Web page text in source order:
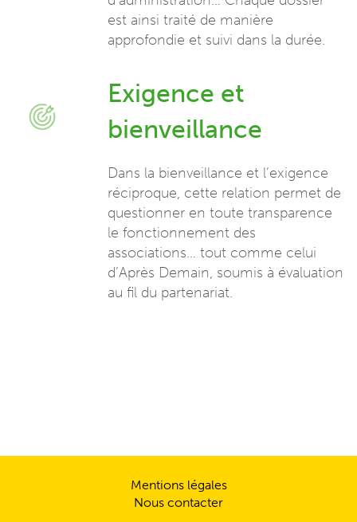
est ainsi traité de manière
approfondie et suivi dans la durée.
Exigence et
bienveillance
Dans la bienveillance et l’exigence
réciproque, cette relation permet de
questionner en toute transparence
le fonctionnement des
associations… tout comme celui
d’Après Demain, soumis à évaluation
au fil du partenariat.
Mentions légales
Nous contacter